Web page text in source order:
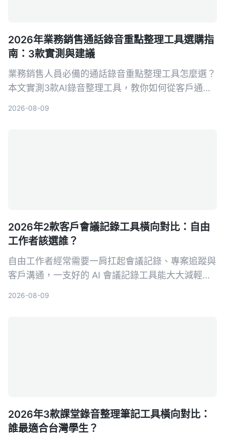
2026年業務銷售通話錄音重點整理工具選購指
南：3款實測與建議
業務銷售人員必備的通話錄音重點整理工具怎麼選？
本文實測3款AI錄音整理工具，教你如何從客戶通話
2026-08-09
2026年2款客戶會議記錄工具橫向對比：自由
工作者該選誰？
自由工作者經常需要一肩扛起會議記錄、專案追蹤與
客戶溝通，一支好的 AI 會議記錄工具能大大減輕負
2026-08-09
2026年3款課堂錄音整理筆記工具橫向對比：
誰最適合台灣學生？